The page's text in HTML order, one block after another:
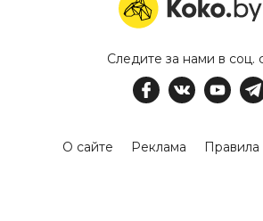
Следите за нами в соц.
О сайте Реклама Правила